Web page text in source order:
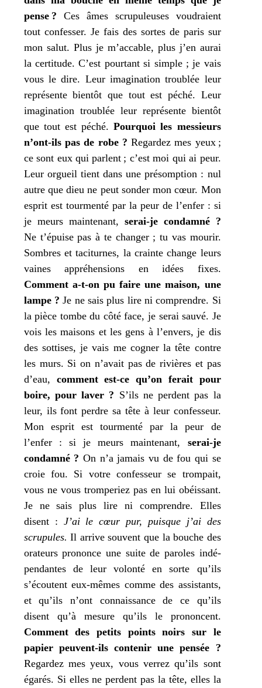
pense ? Ces âmes scru­pu­leuses vou­draient
tout confes­ser. Jefais des sortes de paris sur
mon salut. Plus jem’accable, plus j’en aurai
la cer­ti­tude. C’est pour­tant si simple ;je vais
vous le dire. Leur ima­gi­na­tion trou­blée leur
repré­sente bien­tôt que tout est péché. Leur
ima­gi­na­tion trou­blée leur repré­sente bien­tôt
que tout est péché.Pourquoi les mes­sieurs
n’ont-ils pas de robe ? Regardezmes yeux ;
ce sont eux qui parlent ; c’estmoi qui ai peur.
Leur orgueil tient dans une pré­somp­tion : nul
autre que dieu ne peut son­dermon cœur. Mon
esprit est tour­men­té par la peur de l’enfer : si
jemeurs main­te­nant, serai-je condam­né ?
Ne t’épuise pas à techan­ger ;tu vas mou­rir.
Sombres et taci­turnes, la crainte change leurs
vaines appré­hen­sions en idées fixes.
Comment a‑t-on pu faire une mai­son, une
lampe ? Je ne sais plus lire ni com­prendre. Si
la pièce tombe du côté face, je serai sau­vé. Je
vois les mai­sons et les gens à l’envers,je dis
des sot­tises,je vais me cogner la tête contre
les murs. Si on n’avait pas de rivières et pas
d’eau, com­ment est-ce qu’on ferait pour
boire, pour laver ? S’ils ne perdent pas la
leur, ils font perdre sa tête à leur confes­seur.
Mon esprit est tour­men­té par la peur de
l’enfer : sije meurs main­te­nant, serai-je
condam­né ? On n’a jamais vu de fou qui se
croie fou. Si votre confes­seur se trom­pait,
vous ne vous trom­pe­riez pas en lui obéis­sant.
Jene sais plus lire ni com­prendre. Elles
disent : J’ai le cœur pur, puisque j’ai des
scru­pules. Il arrive sou­vent que la bouche des
ora­teurs pro­nonce une suite de paroles indé­
pen­dantes de leur volon­té en sorte qu’ils
s’écoutent eux-mêmes comme des assis­tants,
et qu’ils n’ont connais­sance de ce qu’ils
disent qu’à mesure qu’ils le pro­noncent.
Comment des petits points noirs sur le
papier peuvent-ils conte­nir une pen­sée ?
Regardezmes yeux, vous ver­rez qu’ils sont
éga­rés. Si elles ne perdent pas la tête, elles la